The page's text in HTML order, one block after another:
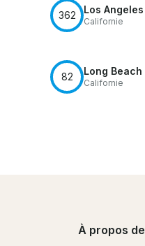
362 Los Angeles
Californie
82 Long Beach
Californie
À propos de